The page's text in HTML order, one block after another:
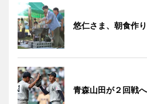
悠仁さま、朝食作
青森山田が２回戦